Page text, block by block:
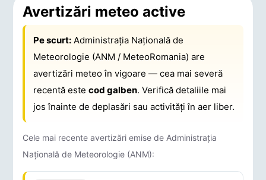
Avertizări meteo active
Pe scurt: Administrația Națională de
Meteorologie (ANM / MeteoRomania) are
avertizări meteo în vigoare — cea mai severă
recentă estecod galben. Verifică detaliile mai
jos înainte de deplasări sau activități în aer liber.
Cele mai recente avertizări emise de Administrația
Națională de Meteorologie (ANM):